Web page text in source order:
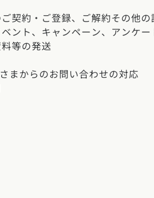
・口コミ)
契約・ご登録、ご解約その他
ント、キャンペーン、アンケ
等の発送
まからのお問い合わせの対応